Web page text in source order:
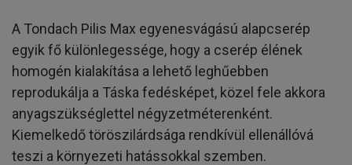
A Tondach Pilis Max egyenesvágású alapcserép
egyik fő különlegessége, hogy a cserép élének
homogén kialakítása a lehető leghűebben
reprodukálja a Táska fedésképet, közel fele akkora
anyagszükséglettel négyzetméterenként.
Kiemelkedő töröszilárdsága rendkívül ellenállóvá
teszi a környezeti hatássokkal szemben.